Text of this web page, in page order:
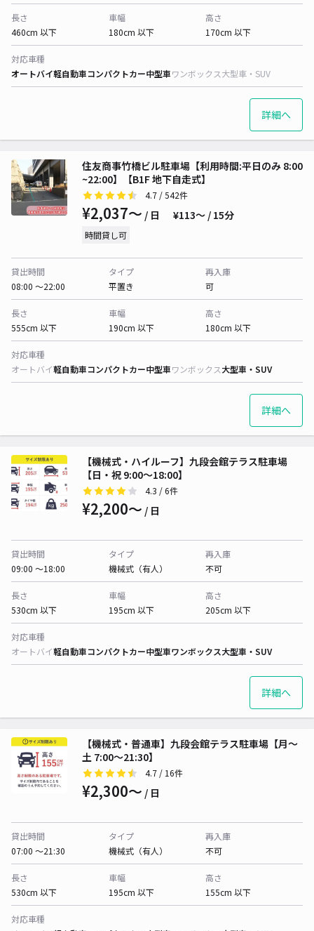
長さ
460cm 以下
車幅
180cm 以下
高さ
170cm 以下
対応車種
オートバイ軽自動車コンパクトカー中型車ワンボックス大型車・SUV
詳細へ
住友商事竹橋ビル駐車場【利用時間:平日のみ 8:00
~22:00】【B1F 地下自走式】
4.7 / 542件
¥2,037〜 / 日 ¥113〜 / 15分
時間貸し可
貸出時間
08:00 〜22:00
タイプ
平置き
再入庫
可
長さ
555cm 以下
車幅
190cm 以下
高さ
180cm 以下
対応車種
オートバイ軽自動車コンパクトカー中型車ワンボックス大型車・SUV
詳細へ
【機械式・ハイルーフ】九段会館テラス駐車場
【日・祝 9:00〜18:00】
4.3 / 6件
¥2,200〜 / 日
貸出時間
09:00 〜18:00
タイプ
機械式（有人）
再入庫
不可
長さ
530cm 以下
車幅
195cm 以下
高さ
205cm 以下
対応車種
オートバイ軽自動車コンパクトカー中型車ワンボックス大型車・SUV
詳細へ
【機械式・普通車】九段会館テラス駐車場【月〜
土 7:00〜21:30】
4.7 / 16件
¥2,300〜 / 日
貸出時間
07:00 〜21:30
タイプ
機械式（有人）
再入庫
不可
長さ
530cm 以下
車幅
195cm 以下
高さ
155cm 以下
対応車種